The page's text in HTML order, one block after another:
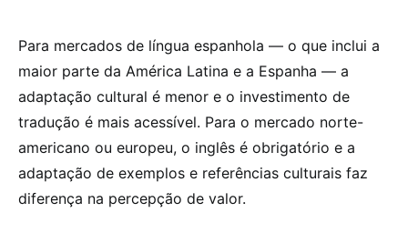
Para mercados de língua espanhola — o que inclui a
maior parte da América Latina e a Espanha — a
adaptação cultural é menor e o investimento de
tradução é mais acessível. Para o mercado norte-
americano ou europeu, o inglês é obrigatório e a
adaptação de exemplos e referências culturais faz
diferença na percepção de valor.